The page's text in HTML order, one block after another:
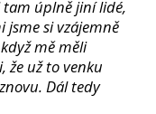
úplně jiní lidé,
jsme si vzájemně
mě měli
že už to venku
Dál tedy